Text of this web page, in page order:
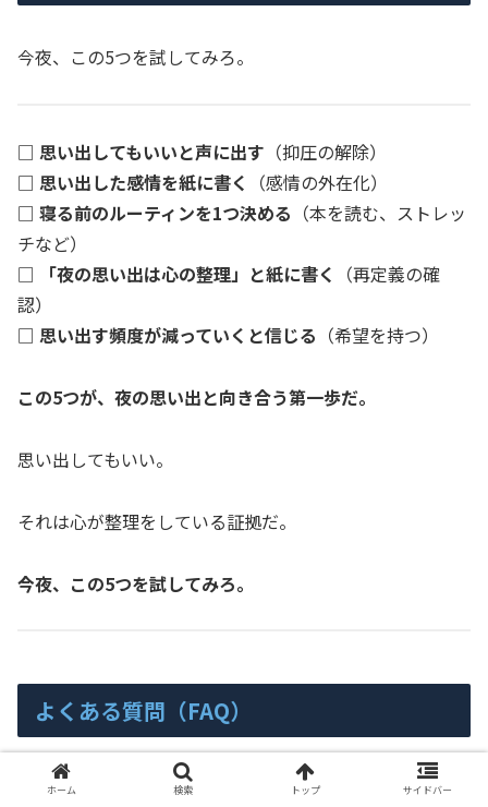
今夜、この5つを試してみろ。
□ 思い出してもいいと声に出す （抑圧の解除）
□ 思い出した感情を紙に書く
（感情の外在化）
□ 寝る前のルーティンを1つ決める （本を読む、ストレッ
チなど）
□
「夜の思い出は心の整理」と紙に書く
（再定義の確
認）
□ 思い出す頻度が減っていくと信じる （希望を持つ）
この5つが、夜の思い出と向き合う第一歩だ。
思い出してもいい。
それは心が整理をしている証拠だ。
今夜、この5つを試してみろ。
よくある質問（FAQ）
よくある質問。
ホーム 検索 トップ サイドバー